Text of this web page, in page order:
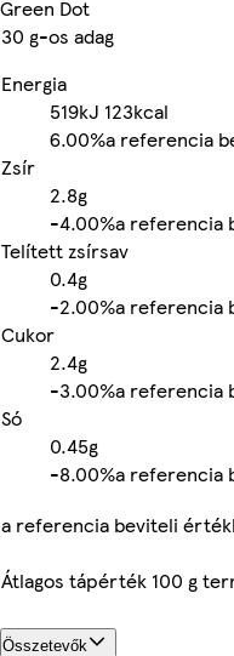
Green Dot
30 g-os adag
Energia
519kJ 123kcal
6.00%a referencia
Zsír
2.8g
-4.00%a referencia
Telített zsírsav
0.4g
-2.00%a referencia
Cukor
2.4g
-3.00%a referencia
Só
0.45g
-8.00%a referencia
a referencia beviteli
Átlagos tápérték 100 g
Összetevők